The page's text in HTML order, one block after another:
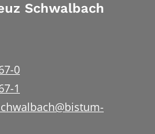
Schwalbach
0
1